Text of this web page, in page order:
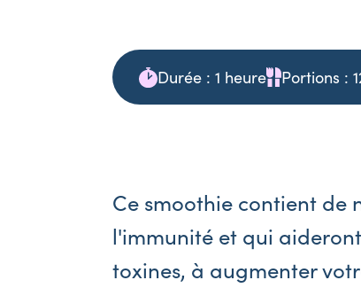
Durée : 1 heure Portions :
Ce smoothie contient
l'immunité et qui
toxines, à augmenter